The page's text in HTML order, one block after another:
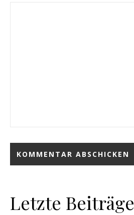
Letzte Beiträge